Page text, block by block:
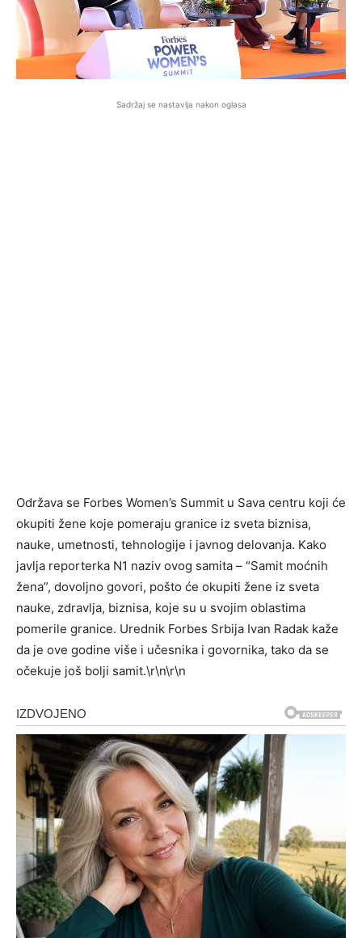
Sadržaj se nastavlja nakon oglasa
Održava se Forbes Women’s Summit u Sava centru koji će
okupiti žene koje pomeraju granice iz sveta biznisa,
nauke, umetnosti, tehnologije i javnog delovanja. Kako
javlja reporterka N1 naziv ovog samita – “Samit moćnih
žena”, dovoljno govori, pošto će okupiti žene iz sveta
nauke, zdravlja, biznisa, koje su u svojim oblastima
pomerile granice. Urednik Forbes Srbija Ivan Radak kaže
da je ove godine više i učesnika i govornika, tako da se
očekuje još bolji samit.\r\n\r\n